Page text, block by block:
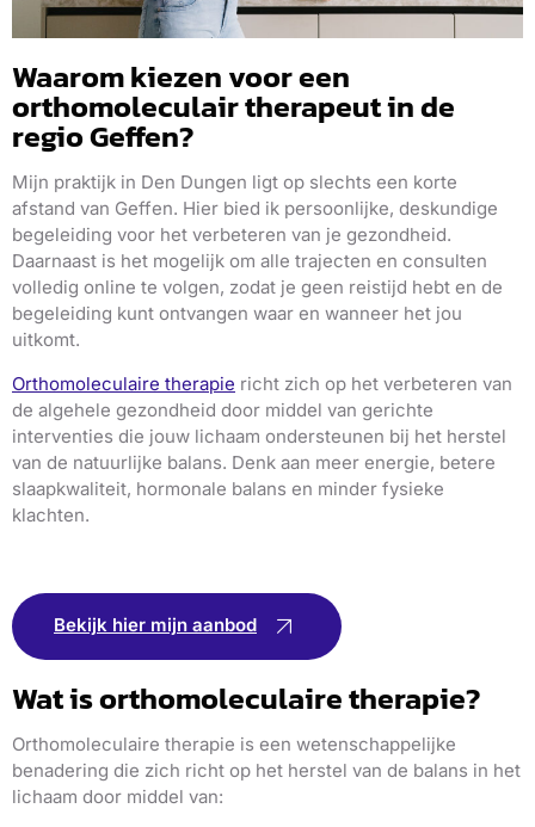
Waarom kiezen voor een
orthomoleculair therapeut in de
regio Geffen?
Mijn praktijk in Den Dungen ligt op slechts een korte
afstand van Geffen. Hier bied ik persoonlijke, deskundige
begeleiding voor het verbeteren van je gezondheid.
Daarnaast is het mogelijk om alle trajecten en consulten
volledig online te volgen, zodat je geen reistijd hebt en de
begeleiding kunt ontvangen waar en wanneer het jou
uitkomt.
Orthomoleculaire therapie richt zich op het verbeteren van
de algehele gezondheid door middel van gerichte
interventies die jouw lichaam ondersteunen bij het herstel
van de natuurlijke balans. Denk aan meer energie, betere
slaapkwaliteit, hormonale balans en minder fysieke
klachten.
Bekijk hier mijn aanbod
Wat is orthomoleculaire therapie?
Orthomoleculaire therapie is een wetenschappelijke
benadering die zich richt op het herstel van de balans in het
lichaam door middel van: